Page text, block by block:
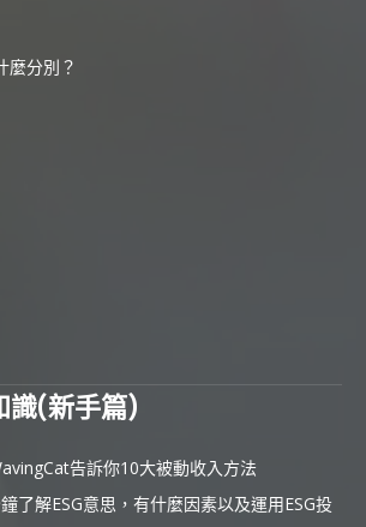
麼分別？
識(新手篇)
告訴你10大被動收入方法
鐘了解ESG意思，有什麼因素以及運用ESG投